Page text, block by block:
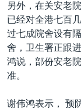
另外，在关安老
已经对全港七百
过七成院舍设有
舍，卫生署正跟
鸿说，部份安老
准。
谢伟鸿表示， 预